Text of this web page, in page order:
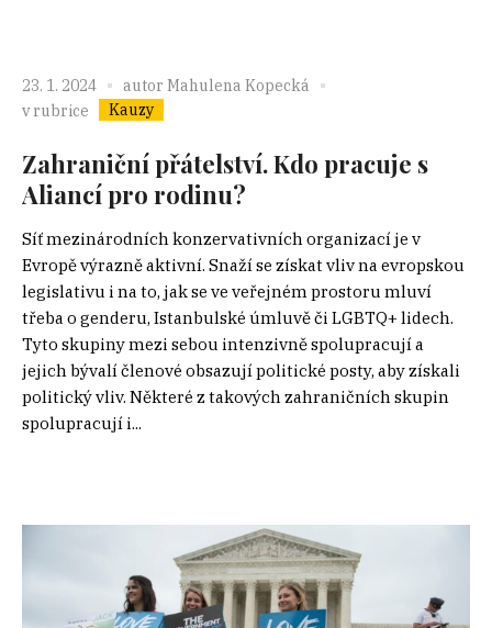
23. 1. 2024 autor Mahulena Kopecká
v rubrice
Kauzy
Zahraniční přátelství. Kdo pracuje s
Aliancí pro rodinu?
Síť mezinárodních konzervativních organizací je v
Evropě výrazně aktivní. Snaží se získat vliv na evropskou
legislativu i na to, jak se ve veřejném prostoru mluví
třeba o genderu, Istanbulské úmluvě či LGBTQ+ lidech.
Tyto skupiny mezi sebou intenzivně spolupracují a
jejich bývalí členové obsazují politické posty, aby získali
politický vliv. Některé z takových zahraničních skupin
spolupracují i...